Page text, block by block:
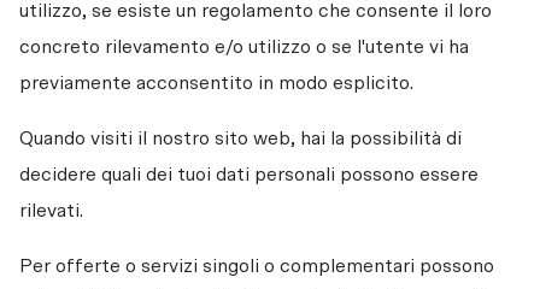
utilizzo, se esiste un regolamento che consente il loro
concreto rilevamento e/o utilizzo o se l'utente vi ha
previamente acconsentito in modo esplicito.
Quando visiti il nostro sito web, hai la possibilità di
decidere quali dei tuoi dati personali possono essere
rilevati.
Per offerte o servizi singoli o complementari possono